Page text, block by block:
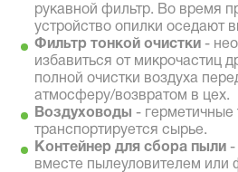
рукавной фильтр. Во время
устройство опилки оседают
Фильтр тонкой очистки -
избавиться от микрочастиц
полной очистки воздуха
атмосферу/возвратом в цех.
Воздуховоды - герметичные
транспортируется сырье.
Контейнер для сбора пыли -
вместе пылеуловителем или